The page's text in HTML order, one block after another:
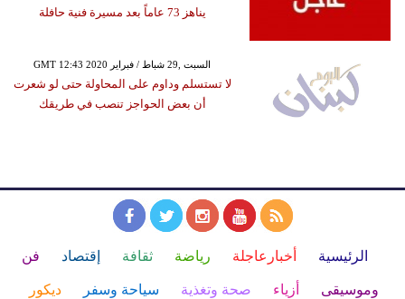
يناهز 73 عاماً بعد مسيرة فنية حافلة
GMT 12:43 2020 السبت ,29 شباط / فبراير
لا تستسلم وداوم على المحاولة حتى لو شعرت
أن بعض الحواجز تنصب في طريقك
الرئيسية أخبارعاجلة رياضة ثقافة إقتصاد فن
وموسيقى أزياء صحة وتغذية سياحة وسفر ديكور